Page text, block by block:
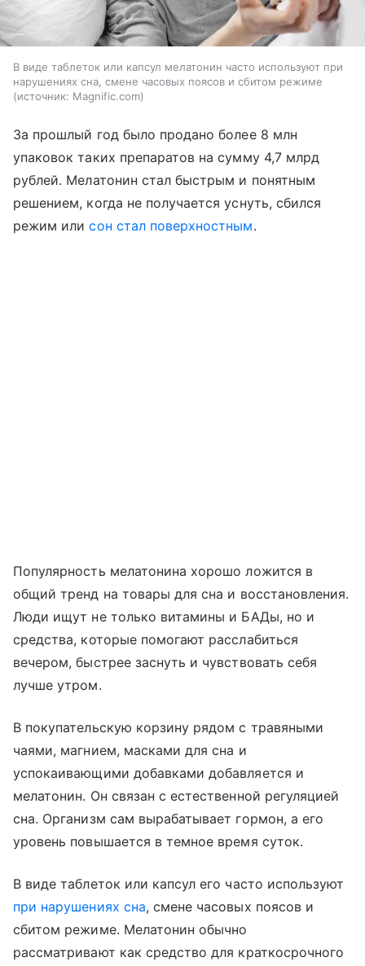
В виде таблеток или капсул мелатонин часто используют при
нарушениях сна, смене часовых поясов и сбитом режиме
источник: Magnific.com
За прошлый год было продано более 8 млн
упаковок таких препаратов на сумму 4,7 млрд
рублей. Мелатонин стал быстрым и понятным
решением, когда не получается уснуть, сбился
режим илисон стал поверхностным.
Популярность мелатонина хорошо ложится в
общий тренд на товары для сна и восстановления.
Люди ищут не только витамины и БАДы, но и
средства, которые помогают расслабиться
вечером, быстрее заснуть и чувствовать себя
лучше утром.
В покупательскую корзину рядом с травяными
чаями, магнием, масками для сна и
успокаивающими добавками добавляется и
мелатонин. Он связан с естественной регуляцией
сна. Организм сам вырабатывает гормон, а его
уровень повышается в темное время суток.
В виде таблеток или капсул его часто используют
при нарушениях сна, смене часовых поясов и
сбитом режиме. Мелатонин обычно
рассматривают как средство для краткосрочного